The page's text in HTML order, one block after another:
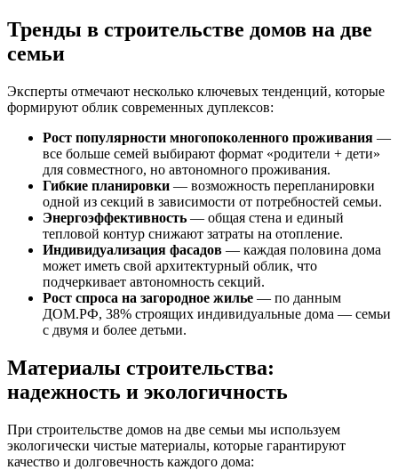
Тренды в строительстве домов на две
семьи
Эксперты отмечают несколько ключевых тенденций, которые
формируют облик современных дуплексов:
Рост популярности многопоколенного проживания —
все больше семей выбирают формат «родители + дети»
для совместного, но автономного проживания.
Гибкие планировки — возможность перепланировки
одной из секций в зависимости от потребностей семьи.
Энергоэффективность — общая стена и единый
тепловой контур снижают затраты на отопление.
Индивидуализация фасадов — каждая половина дома
может иметь свой архитектурный облик, что
подчеркивает автономность секций.
Рост спроса на загородное жилье — по данным
ДОМ.РФ, 38% строящих индивидуальные дома — семьи
с двумя и более детьми.
Материалы строительства:
надежность и экологичность
При строительстве домов на две семьи мы используем
экологически чистые материалы, которые гарантируют
качество и долговечность каждого дома: